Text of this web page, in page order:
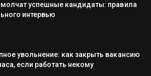
успешные кандидаты: правила
интервью
увольнение: как закрыть вакансию
если работать некому